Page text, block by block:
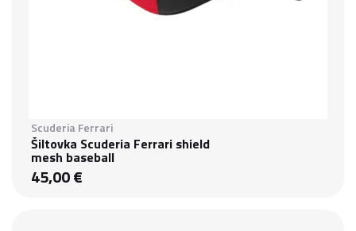
Scuderia Ferrari
Šiltovka Scuderia Ferrari shield
mesh baseball
45,00 €